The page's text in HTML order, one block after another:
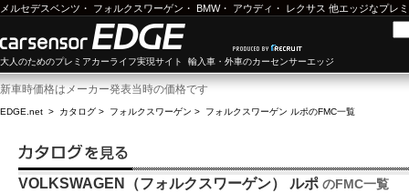
メルセデスベンツ ・ フォルクスワーゲン ・ BMW・ アウディ ・ レクサス 他エッジなプレ
大人のためのプレミアカーライフ実現サイト 輸入車・外車のカーセンサーエッジ
新車時価格はメーカー発表当時の価格です
EDGE.net > カタログ > フォルクスワーゲン > フォルクスワーゲン ルポのFMC一覧
VOLKSWAGEN（フォルクスワーゲン） ルポ のFMC一覧